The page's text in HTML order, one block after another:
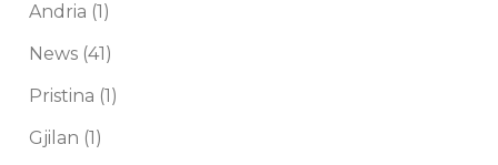
Andria (1)
News (41)
Pristina (1)
Gjilan (1)